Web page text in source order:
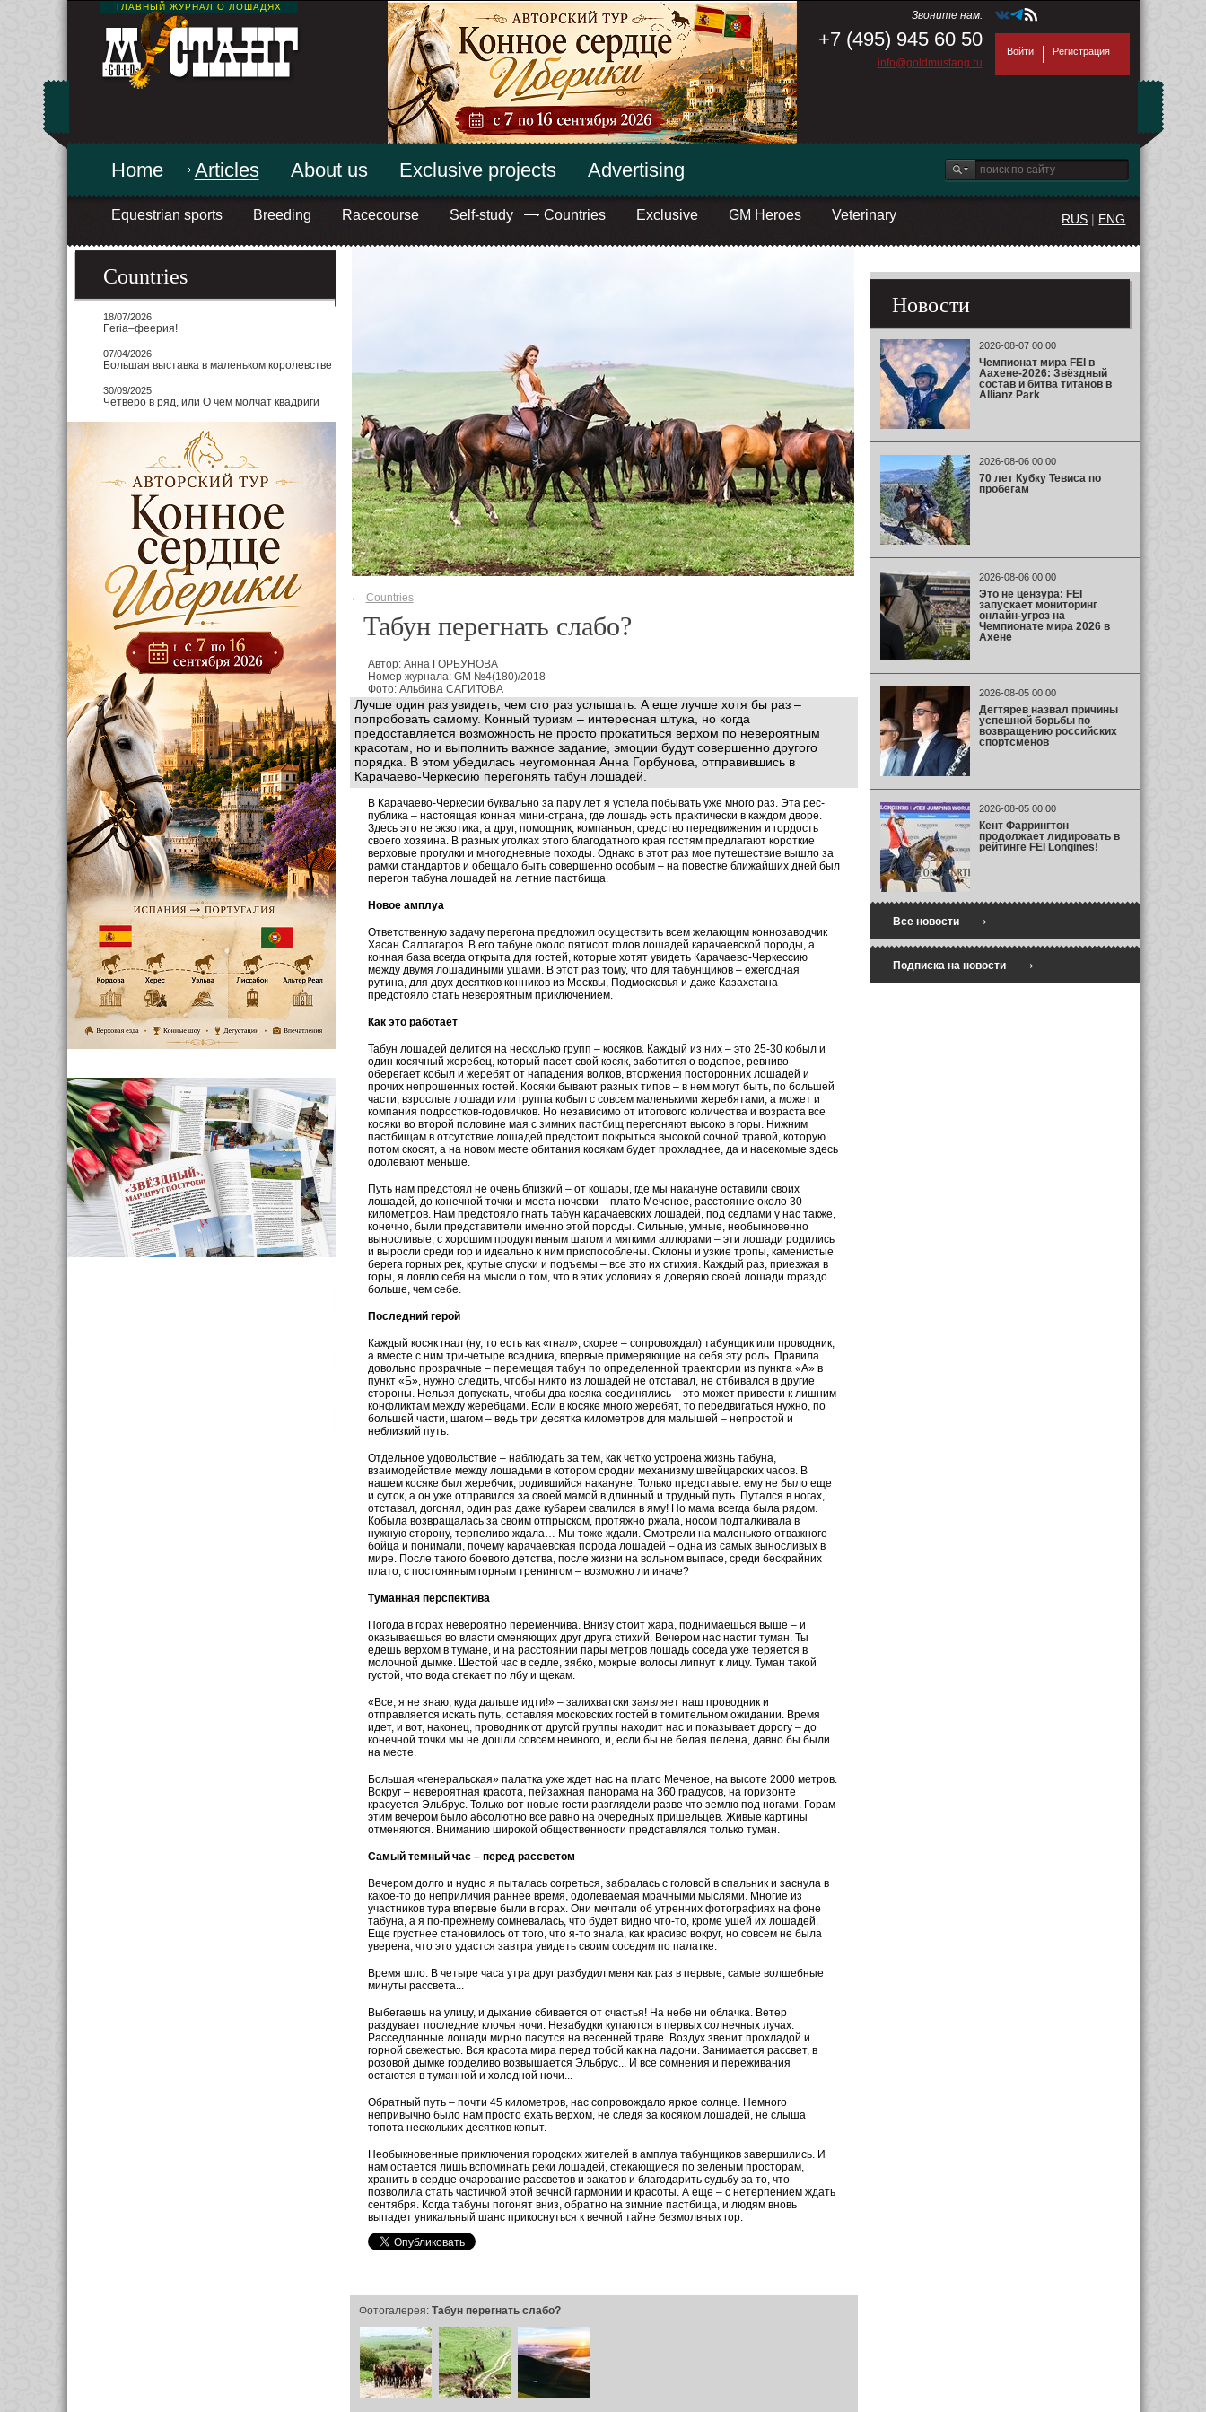
ГЛАВНЫЙ ЖУРНАЛ О ЛОШАДЯХ
Звоните нам:
+7 (495) 945 60 50
info@goldmustang.ru
Войти Регистрация
Home Articles
Equestrian sports Breeding Racecourse Self-study Countries Exclusive GM Heroes Veterinary
About us Exclusive projects Advertising
RUS | ENG
Countries
18/07/2026
Feria–феерия!
07/04/2026
Большая выставка в маленьком королевстве
30/09/2025
Четверо в ряд, или О чем молчат квадриги
← Countries
Табун перегнать слабо?
Автор: Анна ГОРБУНОВА
Номер журнала: GM №4(180)/2018
Фото: Альбина САГИТОВА
Лучше один раз увидеть, чем сто раз услышать. А еще лучше хотя бы раз –
попробовать самому. Конный туризм – интересная штука, но когда
предоставляется возможность не просто прокатиться верхом по невероятным
красотам, но и выполнить важное задание, эмоции будут совершенно другого
порядка. В этом убедилась неугомонная Анна Горбунова, отправившись в
Карачаево-Черкесию перегонять табун лошадей.
В Карачаево-Черкесии буквально за пару лет я успела побывать уже много раз. Эта рес­
публика – настоящая конная мини-страна, где лошадь есть практически в каждом дворе.
Здесь это не экзотика, а друг, помощник, компаньон, средство передвижения и гордость
своего хозяина. В разных уголках этого благодатного края гостям предлагают короткие
верховые прогулки и многодневные походы. Однако в этот раз мое путешествие вышло за
рамки стандартов и обещало быть совершенно особым – на повестке ближайших дней был
перегон табуна лошадей на летние пастбища.
Новое амплуа
Ответственную задачу перегона предложил осуществить всем желающим коннозаводчик
Хасан Салпагаров. В его табуне около пятисот голов лошадей карачаевской породы, а
конная база всегда открыта для гостей, которые хотят увидеть Карачаево-Черкессию
между двумя лошадиными ушами. В этот раз тому, что для табунщиков – ежегодная
рутина, для двух десятков конников из Москвы, Подмосковья и даже Казахстана
предстояло стать невероятным приключением.
Как это работает
Табун лошадей делится на несколько групп – косяков. Каждый из них – это 25-30 кобыл и
один косячный жеребец, который пасет свой косяк, заботится о водопое, ревниво
оберегает кобыл и жеребят от нападения волков, вторжения посторонних лошадей и
прочих непрошенных гостей. Косяки бывают разных типов – в нем могут быть, по большей
час­ти, взрослые лошади или группа кобыл с совсем маленькими жеребятами, а может и
компания подростков-годовичков. Но независимо от итогового количества и возраста все
косяки во второй половине мая с зимних пастбищ перегоняют высоко в горы. Нижним
пастбищам в отсутствие лошадей предстоит покрыться высокой сочной травой, которую
потом скосят, а на новом месте обитания косякам будет прохладнее, да и насекомые здесь
одолевают меньше.
Путь нам предстоял не очень близкий – от кошары, где мы накануне оставили своих
лошадей, до конечной точки и места ночевки – плато Меченое, расстояние около 30
километров. Нам предстояло гнать табун карачаевских лошадей, под седлами у нас также,
конечно, были представители именно этой породы. Сильные, умные, необыкновенно
выносливые, с хорошим продуктивным шагом и мягкими аллюрами – эти лошади родились
и выросли среди гор и идеально к ним приспособ­лены. Склоны и узкие тропы, каменистые
берега горных рек, крутые спуски и подъемы – все это их стихия. Каждый раз, приезжая в
горы, я ловлю себя на мысли о том, что в этих условиях я доверяю своей лошади гораздо
больше, чем себе.
Последний герой
Каждый косяк гнал (ну, то есть как «гнал», скорее – сопровождал) табунщик или проводник,
а вместе с ним три-четыре всадника, впервые примеряющие на себя эту роль. Правила
довольно прозрачные – перемещая табун по определенной траектории из пункта «А» в
пункт «Б», нужно следить, чтобы никто из лошадей не отставал, не отбивался в другие
стороны. Нельзя допускать, чтобы два косяка соединялись – это может привести к лишним
конфликтам между жеребцами. Если в косяке много жеребят, то передвигаться нужно, по
большей части, шагом – ведь три десятка километров для малышей – непростой и
неблизкий путь.
Отдельное удовольствие – наблюдать за тем, как четко устроена жизнь табуна,
взаимодействие между лошадьми в котором сродни механизму швейцарских часов. В
нашем косяке был жеребчик, родившийся накануне. Только представьте: ему не было еще
и суток, а он уже отправился за своей мамой в длинный и трудный путь. Путался в ногах,
отставал, догонял, один раз даже кубарем свалился в яму! Но мама всегда была рядом.
Кобыла возвращалась за своим отпрыском, протяжно ржала, носом подталкивала в
нужную сторону, терпеливо ждала… Мы тоже ждали. Смотрели на маленького отважного
бойца и понимали, почему карачаевская порода лошадей – одна из самых выносливых в
мире. После такого боевого детства, после жизни на вольном выпасе, среди бескрайних
плато, с постоянным горным тренингом – возможно ли иначе?
Туманная перспектива
Погода в горах невероятно переменчива. Внизу стоит жара, поднимаешься выше – и
оказываешься во власти сменяющих друг друга стихий. Вечером нас настиг туман. Ты
едешь верхом в тумане, и на расстоянии пары метров лошадь соседа уже теряется в
молочной дымке. Шестой час в седле, зябко, мокрые волосы липнут к лицу. Туман такой
густой, что вода стекает по лбу и щекам.
«Все, я не знаю, куда дальше идти!» – залихватски заявляет наш проводник и
отправляется искать путь, оставляя московских гостей в томительном ожидании. Время
идет, и вот, наконец, проводник от другой группы находит нас и показывает дорогу – до
конечной точки мы не дошли совсем немного, и, если бы не белая пелена, давно бы были
на месте.
Большая «генеральская» палатка уже ждет нас на плато Меченое, на высоте 2000 метров.
Вокруг – невероятная красота, пейзажная панорама на 360 градусов, на горизонте
красуется Эльбрус. Только вот новые гости разглядели разве что землю под ногами. Горам
этим вечером было абсолютно все равно на очередных пришельцев. Живые картины
отменяются. Вниманию широкой общественности представлялся только туман.
Самый темный час – перед рассветом
Вечером долго и нудно я пыталась согреться, забралась с головой в спальник и заснула в
какое-то до неприличия раннее время, одолеваемая мрачными мыслями. Многие из
участников тура впервые были в горах. Они мечтали об утренних фотографиях на фоне
табуна, а я по-прежнему сомневалась, что будет видно что-то, кроме ушей их лошадей.
Еще грустнее становилось от того, что я-то знала, как красиво вокруг, но совсем не была
уверена, что это удастся завтра увидеть своим соседям по палатке.
Время шло. В четыре часа утра друг разбудил меня как раз в первые, самые волшебные
минуты рассвета...
Выбегаешь на улицу, и дыхание сбивается от счастья! На небе ни облачка. Ветер
раздувает последние клочья ночи. Незабудки купаются в первых солнечных лучах.
Расседланные лошади мирно пасутся на весенней траве. Воздух звенит прохладой и
горной свежестью. Вся красота мира перед тобой как на ладони. Занимается рассвет, в
розовой дымке горделиво возвышается Эльбрус... И все сомнения и переживания
остаются в туманной и холодной ночи...
Обратный путь – почти 45 километров, нас сопровождало яркое солнце. Немного
непривычно было нам просто ехать верхом, не следя за косяком лошадей, не слыша
топота нескольких десятков копыт.
Необыкновенные приключения городских жителей в амплуа табунщиков завершились. И
нам остается лишь вспоминать реки лошадей, стекающиеся по зеленым просторам,
хранить в сердце очарование рассветов и закатов и благодарить судьбу за то, что
позволила стать частичкой этой вечной гармонии и красоты. А еще – с нетерпением ждать
сентября. Когда табуны погонят вниз, обратно на зимние пастбища, и людям вновь
выпадет уникальный шанс прикоснуться к вечной тайне безмолвных гор.
Фотогалерея: Табун перегнать слабо?
Новости
2026-08-07 00:00
Чемпионат мира FEI в
Аахене-2026: Звёздный
состав и битва титанов в
Allianz Park
2026-08-06 00:00
70 лет Кубку Тевиса по
пробегам
2026-08-06 00:00
Это не цензура: FEI
запускает мониторинг
онлайн-угроз на
Чемпионате мира 2026 в
Ахене
2026-08-05 00:00
Дегтярев назвал причины
успешной борьбы по
возвращению российских
спортсменов
2026-08-05 00:00
Кент Фаррингтон
продолжает лидировать в
рейтинге FEI Longines!
Все новости→
Подписка на новости→